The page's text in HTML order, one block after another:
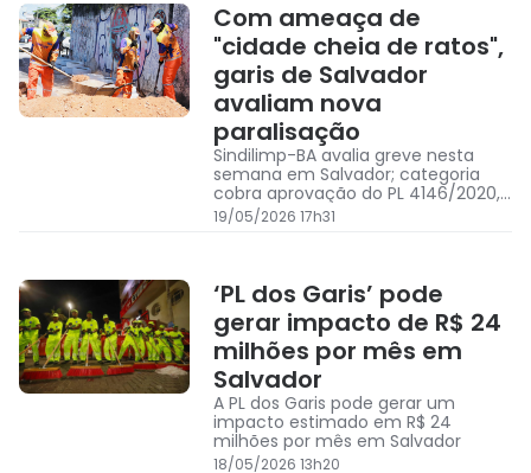
Com ameaça de
"cidade cheia de ratos",
garis de Salvador
avaliam nova
paralisação
Sindilimp-BA avalia greve nesta
semana em Salvador; categoria
cobra aprovação do PL 4146/2020,
que prevê piso salarial nacional de
R$ 3.036 para garis
19/05/2026 17h31
‘PL dos Garis’ pode
gerar impacto de R$ 24
milhões por mês em
Salvador
A PL dos Garis pode gerar um
impacto estimado em R$ 24
milhões por mês em Salvador
18/05/2026 13h20